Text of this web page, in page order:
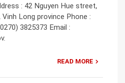
: 42 Nguyen Hue street,
Long province Phone :
3825373 Email :
READ MORE